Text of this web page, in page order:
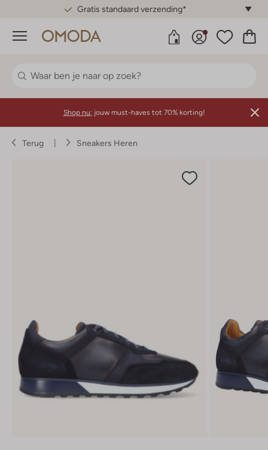
Gratis standaard verzending*
Menu
Shop nu: jouw must-haves tot 70% korting!
Terug Sneakers Heren